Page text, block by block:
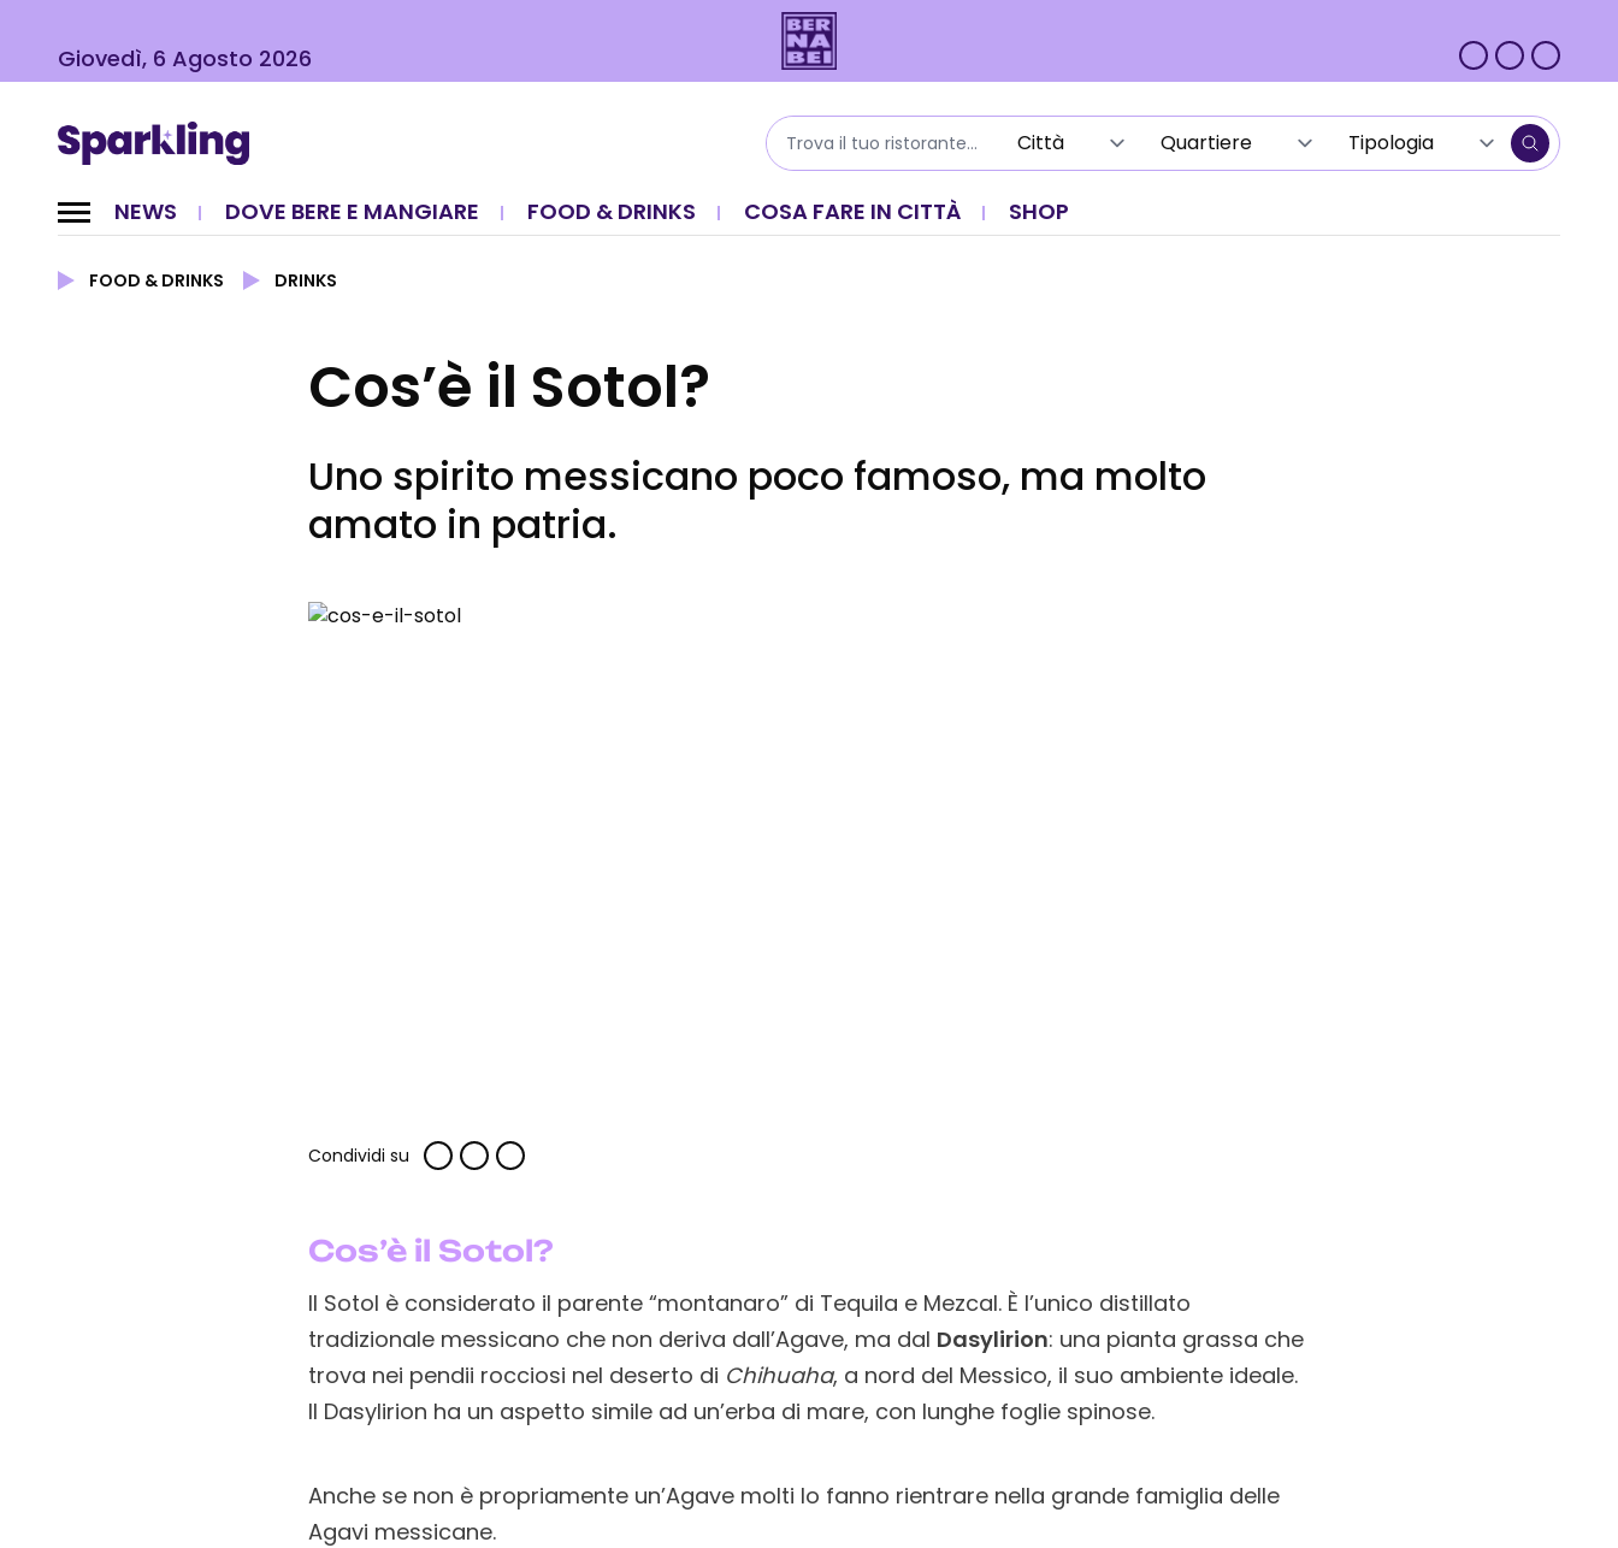
Giovedì, 6 Agosto 2026
NEWS DOVE BERE E MANGIARE FOOD & DRINKS COSA FARE IN CITTÀ SHOP
FOOD & DRINKS DRINKS
Cos’è il Sotol?
Uno spirito messicano poco famoso, ma molto
amato in patria.
Condividi su
Cos’è il Sotol?
Il Sotol è considerato il parente “montanaro” di Tequila e Mezcal. È l’unico distillato
tradizionale messicano che non deriva dall’Agave, ma dal Dasylirion: una pianta grassa che
trova nei pendii rocciosi nel deserto di Chihuaha, a nord del Messico, il suo ambiente ideale.
Il Dasylirion ha un aspetto simile ad un’erba di mare, con lunghe foglie spinose.
Anche se non è propriamente un’Agave molti lo fanno rientrare nella grande famiglia delle
Agavi messicane.